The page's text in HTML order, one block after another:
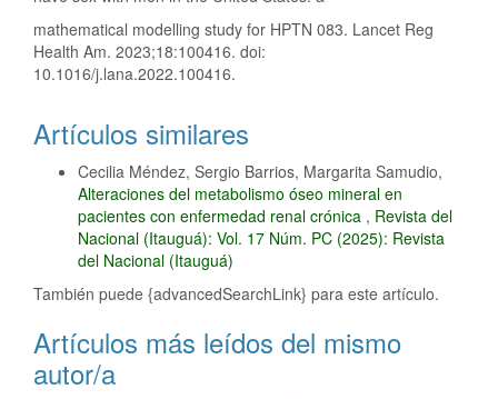
mathematical modelling study for HPTN 083. Lancet Reg
Health Am. 2023;18:100416. doi:
10.1016/j.lana.2022.100416.
Artículos similares
Cecilia Méndez, Sergio Barrios, Margarita Samudio,
Alteraciones del metabolismo óseo mineral en
pacientes con enfermedad renal crónica , Revista del
Nacional (Itauguá): Vol. 17 Núm. PC (2025): Revista
del Nacional (Itauguá)
También puede {advancedSearchLink} para este artículo.
Artículos más leídos del mismo
autor/a